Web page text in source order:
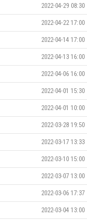
2022-04-29 08:30
2022-04-22 17:00
2022-04-14 17:00
2022-04-13 16:00
2022-04-06 16:00
2022-04-01 15:30
2022-04-01 10:00
2022-03-28 19:50
2022-03-17 13:33
2022-03-10 15:00
2022-03-07 13:00
2022-03-06 17:37
2022-03-04 13:00